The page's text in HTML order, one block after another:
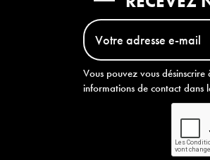
Vous pouvez vous
informations de contact dans